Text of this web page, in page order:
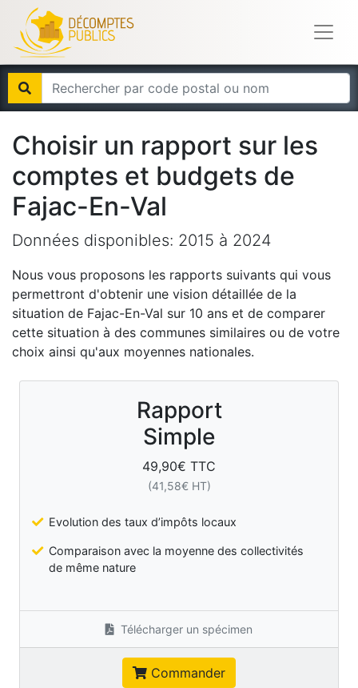
Choisir un rapport sur les
comptes et budgets de
Fajac-En-Val
Données disponibles: 2015 à 2024
Nous vous proposons les rapports suivants qui vous
permettront d'obtenir une vision détaillée de la
situation de Fajac-En-Val sur 10 ans et de comparer
cette situation à des communes similaires ou de votre
choix ainsi qu'aux moyennes nationales.
Rapport
Simple
49,90€ TTC
(41,58€ HT)
Evolution des taux d’impôts locaux
Comparaison avec la moyenne des collectivités
de même nature
Télécharger un spécimen
Commander